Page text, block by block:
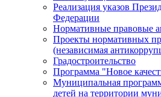
Реализация указов
Федерации
Нормативные правовые
Проекты нормативных
(независимая
Градостроительство
Программа "Новое
Муниципальная
детей на территории